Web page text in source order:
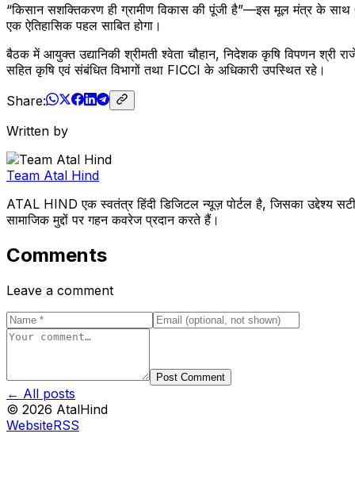
“किसान सशक्तिकरण ही ग्रामीण विकास की पूंजी है”—इस मूल मंत्र के साथ
एक ऐतिहासिक पहल साबित होगा।
बैठक में आयुक्त उद्यानिकी श्रीमती श्वेता चौहान, निदेशक कृषि विपणन श्री
सहित कृषि एवं संबंधित विभागों तथा FICCI के अधिकारी उपस्थित रहे।
Share:
Written by
Team Atal Hind
ATAL HIND एक स्वतंत्र हिंदी डिजिटल न्यूज़ पोर्टल है, जिसका उद्देश्य
सामाजिक मुद्दों पर गहन कवरेज प्रदान करते हैं।
Comments
Leave a comment
Post Comment
← All posts
© 2026 AtalHind
WebsiteRSS